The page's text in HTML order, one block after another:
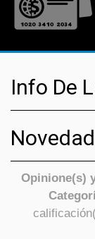
Info De
Opinione(s)